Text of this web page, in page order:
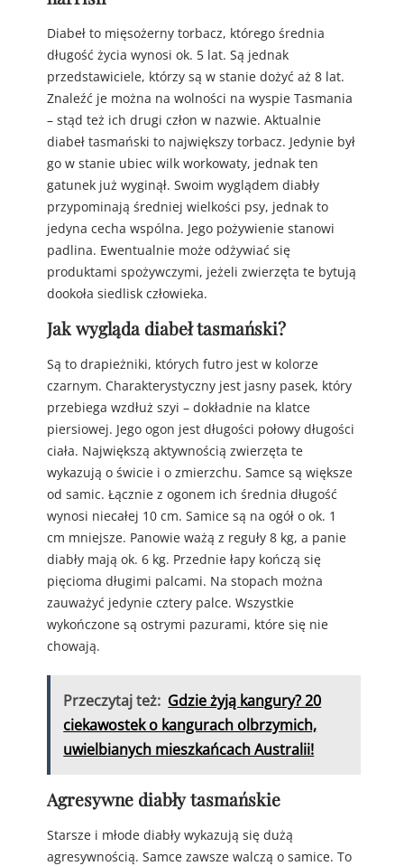
Diabeł to mięsożerny torbacz, którego średnia
długość życia wynosi ok. 5 lat. Są jednak
przedstawiciele, którzy są w stanie dożyć aż 8 lat.
Znaleźć je można na wolności na wyspie Tasmania
– stąd też ich drugi człon w nazwie. Aktualnie
diabeł tasmański to największy torbacz. Jedynie był
go w stanie ubiec wilk workowaty, jednak ten
gatunek już wyginął. Swoim wyglądem diabły
przypominają średniej wielkości psy, jednak to
jedyna cecha wspólna. Jego pożywienie stanowi
padlina. Ewentualnie może odżywiać się
produktami spożywczymi, jeżeli zwierzęta te bytują
dookoła siedlisk człowieka.
Jak wygląda diabeł tasmański?
Są to drapieżniki, których futro jest w kolorze
czarnym. Charakterystyczny jest jasny pasek, który
przebiega wzdłuż szyi – dokładnie na klatce
piersiowej. Jego ogon jest długości połowy długości
ciała. Największą aktywnością zwierzęta te
wykazują o świcie i o zmierzchu. Samce są większe
od samic. Łącznie z ogonem ich średnia długość
wynosi niecałej 10 cm. Samice są na ogół o ok. 1
cm mniejsze. Panowie ważą z reguły 8 kg, a panie
diabły mają ok. 6 kg. Przednie łapy kończą się
pięcioma długimi palcami. Na stopach można
zauważyć jedynie cztery palce. Wszystkie
wykończone są ostrymi pazurami, które się nie
chowają.
Przeczytaj też: Gdzie żyją kangury? 20
ciekawostek o kangurach olbrzymich,
uwielbianych mieszkańcach Australii!
Agresywne diabły tasmańskie
Starsze i młode diabły wykazują się dużą
agresywnością. Samce zawsze walczą o samice. To